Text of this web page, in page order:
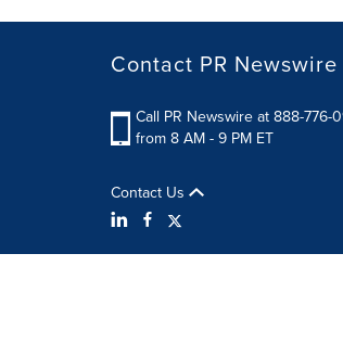
Contact PR Newswire
Call PR Newswire at 888-776-
from 8 AM - 9 PM ET
Contact Us